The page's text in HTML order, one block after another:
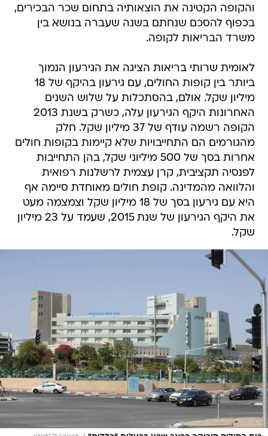
והקופה הקטינה את הוצאותיה בתחום שכר הבכירים,
בכפוף להסכם שנחתם בשנה שעברה בנושא בין
משרד הבריאות לקופה.
לאומית שרותי בריאות הציגה את הגירעון הנמוך
ביותר בין קופות החולים, עם גירעון בהיקף של 18
מיליון שקל. אולם, בהסתכלות על שלוש השנים
האחרונות היקף הגירעון עלה, כשרק בשנת 2013
הקופה רשמה עודף של 37 מיליון שקל. חלק
מהגורמים הם התחייבויות שלא קיימות בקופות חולים
אחרות בסך של 500 מיליוני שקל, בהן התחייבות
לפנסיה תקציבית, קרן עצמית לרשלנות רפואית
והלוואה מהמדינה. קופת חולים מאוחדת סיימה אף
היא עם גירעון בסך של 18 מיליון שקל וצמצמה מעט
את היקף הגירעון של שנת 2015, שעמד על 23 מיליון
שקל.